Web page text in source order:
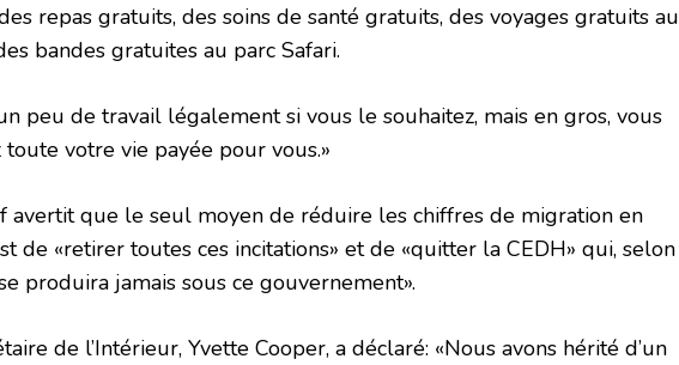
repas gratuits, des soins de santé gratuits, des voyages gratuits au
bandes gratuites au parc Safari.
peu de travail légalement si vous le souhaitez, mais en gros, vous
toute votre vie payée pour vous.»
avertit que le seul moyen de réduire les chiffres de migration en
de «retirer toutes ces incitations» et de «quitter la CEDH» qui, selon
produira jamais sous ce gouvernement».
de l’Intérieur, Yvette Cooper, a déclaré: «Nous avons hérité d’un